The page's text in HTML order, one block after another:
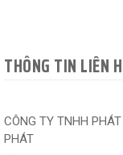
THÔNG TIN LIÊN
CÔNG TY TNHH
PHÁT